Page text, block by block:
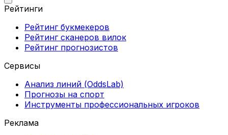
Рейтинги
Рейтинг букмекеров
Рейтинг сканеров вилок
Рейтинг прогнозистов
Сервисы
Анализ линий (OddsLab)
Прогнозы на спорт
Инструменты профессиональных игроков
Реклама